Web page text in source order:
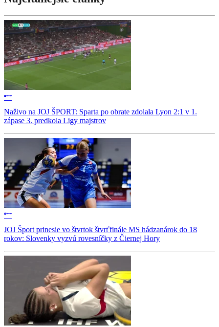
Naživo na JOJ ŠPORT: Sparta po obrate zdolala Lyon 2:1 v 1.
zápase 3. predkola Ligy majstrov
JOJ Šport prinesie vo štvrtok štvrťfinále MS hádzanárok do 18
rokov: Slovenky vyzvú rovesníčky z Čiernej Hory